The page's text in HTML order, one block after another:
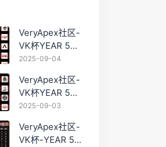
VeryApex社区-
VK杯YEAR 5
PRO训练赛
2025-09-04
VeryApex社区-
VK杯YEAR 5
PRO训练赛
2025-09-03
VeryApex社区-
VK杯-YEAR 5